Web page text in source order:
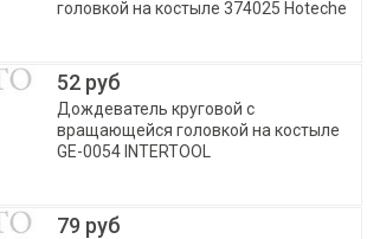
головкой на костыле 374025 Hoteche
52 руб
Дождеватель круговой с
вращающейся головкой на костыле
GE-0054 INTERTOOL
79 руб